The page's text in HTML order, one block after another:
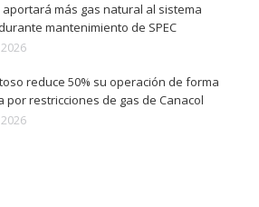
aportará más gas natural al sistema
mantenimiento de SPEC
reduce 50% su operación de forma
por restricciones de gas de Canacol